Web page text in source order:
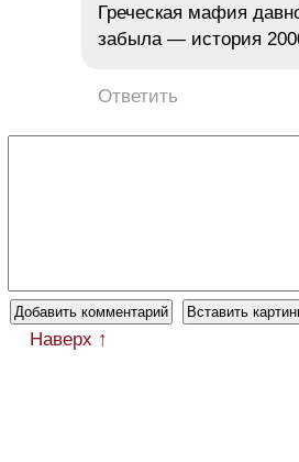
Греческая мафия
забыла — история
Ответить
Наверх ↑